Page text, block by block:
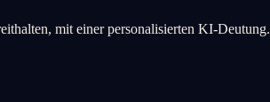
mit einer personalisierten KI-Deutung.